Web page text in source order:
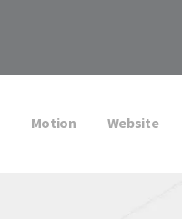
Motion Website